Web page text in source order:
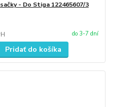
- Do Stiga 122465607/3
do 3-7 dní
Pridať do košíka